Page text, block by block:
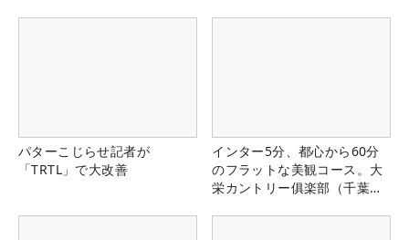
パターこじらせ記者が
「TRTL」で大改善
インター5分、都心から60分
のフラットな美観コース。大
栄カントリー俱楽部（千葉